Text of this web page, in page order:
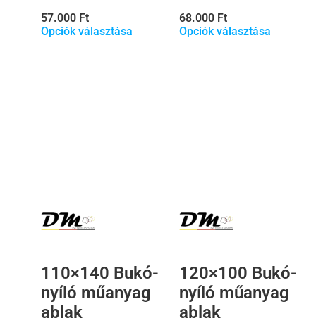
57.000 Ft
Opciók választása
68.000 Ft
Opciók választása
110×140 Bukó-
nyíló műanyag
ablak
120×100 Bukó-
nyíló műanyag
ablak